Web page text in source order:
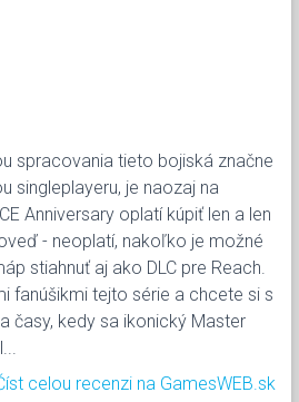
spracovania tieto bojiská značne
singleplayeru, je naozaj na
Anniversary oplatí kúpiť len a len
- neoplatí, nakoľko je možné
stiahnuť aj ako DLC pre Reach.
fanúšikmi tejto série a chcete si s
časy, kedy sa ikonický Master
celou recenzi na GamesWEB.sk